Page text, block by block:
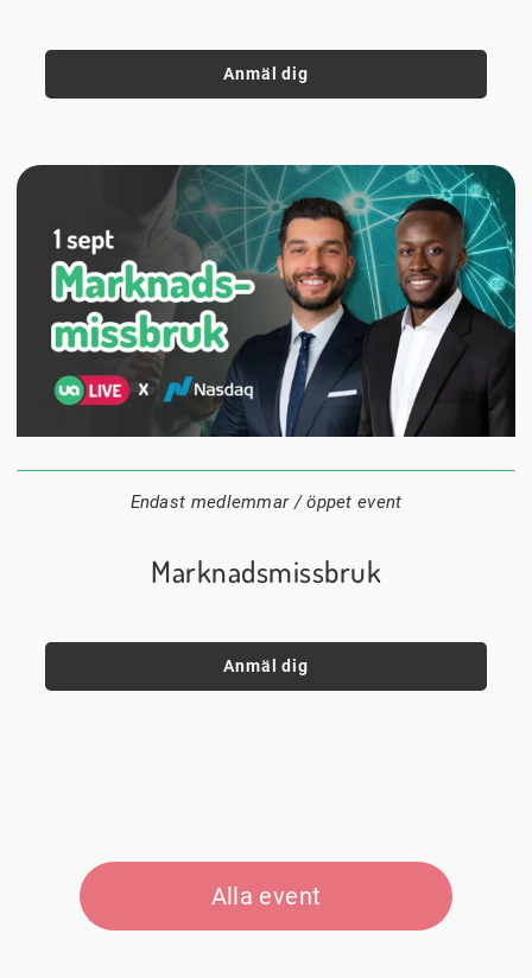
Anmäl dig
1 september
18:00
Digitalt
Endast medlemmar / öppet event
Marknadsmissbruk
Anmäl dig
Alla event